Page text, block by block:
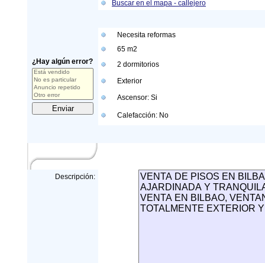
Buscar en el mapa - callejero
Necesita reformas
65 m2
¿Hay algún error?
2 dormitorios
Exterior
Ascensor: Si
Calefacción: No
Descripción: